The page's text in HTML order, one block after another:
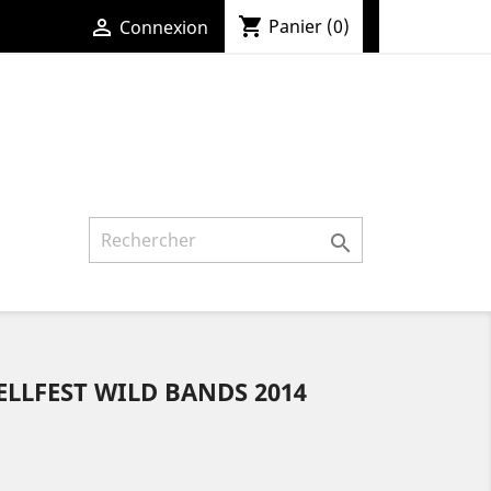
 Connexion shopping_cart Panier (0)

WILD BANDS 2014